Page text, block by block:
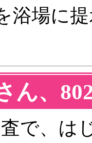
浴場に
ん、
で、は